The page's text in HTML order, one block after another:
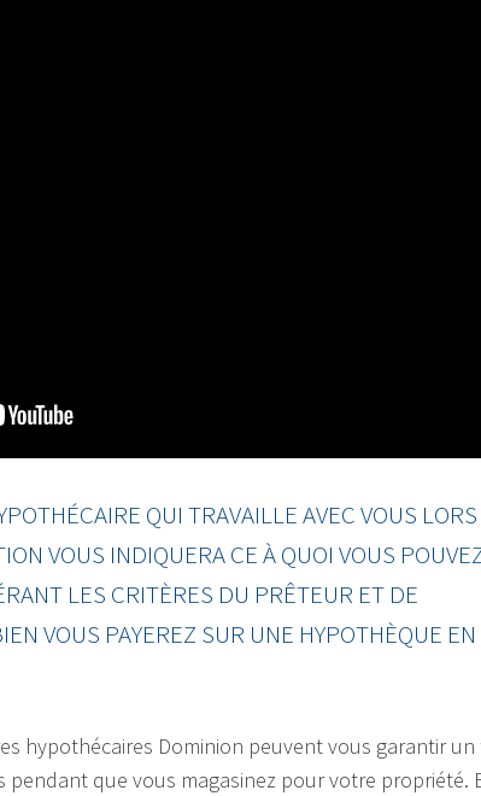
QUI TRAVAILLE AVEC VOUS
VOUS INDIQUERA CE À QUOI VOUS
LES CRITÈRES DU PRÊTEUR ET DE
VOUS PAYEREZ SUR UNE HYPOTHÈQUE EN
hypothécaires Dominion peuvent vous garantir un
pendant que vous magasinez pour votre propriété.